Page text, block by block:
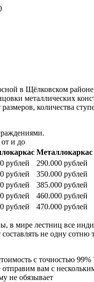
в Щёлковском
металлических
количества
и до
Металлокаркас
рублей
290.000 рублей
рублей
350.000 рублей
рублей
385.000 рублей
рублей
460.000 рублей
рублей 470.000 рублей
в мире лестниц все
не одну сотню
с точностью 99%
вам с
не обязывает